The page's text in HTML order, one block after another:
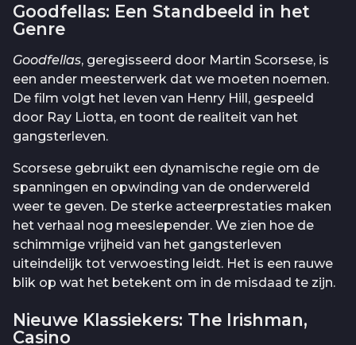
Goodfellas: Een Standbeeld in het
Genre
Goodfellas, geregisseerd door Martin Scorsese, is
een ander meesterwerk dat we moeten noemen.
De film volgt het leven van Henry Hill, gespeeld
door Ray Liotta, en toont de realiteit van het
gangsterleven.
Scorsese gebruikt een dynamische regie om de
spanningen en opwinding van de onderwereld
weer te geven. De sterke acteerprestaties maken
het verhaal nog meeslepender. We zien hoe de
schimmige vrijheid van het gangsterleven
uiteindelijk tot verwoesting leidt. Het is een rauwe
blik op wat het betekent om in de misdaad te zijn.
Nieuwe Klassiekers: The Irishman,
Casino